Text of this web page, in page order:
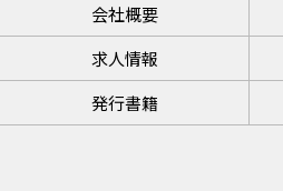
会社概要
求人情報
発行書籍